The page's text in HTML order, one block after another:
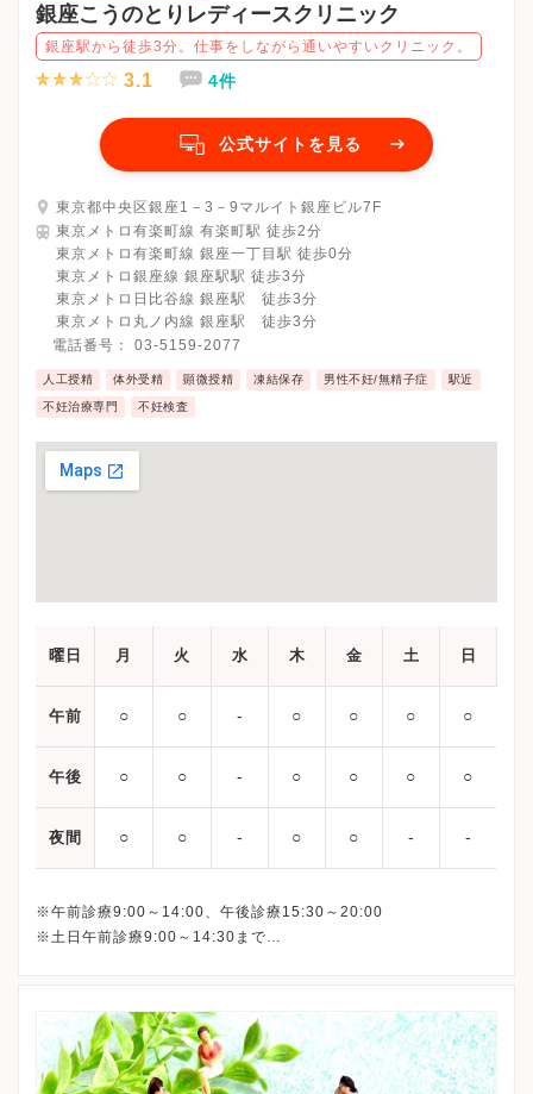
Q：診察時はどのような対策をされていますか？
A：スタッフ含め、診察室へ入る人数を制限しております。
可能な限り空間を開けてソーシャルディスタンスを保ちつつ診察
（患者様との間にアクリル板を配置して区切っています。）
また、診察毎に椅子等の患者様が手に触れる箇所を除菌しており
Q：その他、何か対策をされていることがあればご記入をお願いし
ます。（例：お会計時に極力キャッシュレスでのお支払いをお願
いしている等）
A：キャッシュレス決済導入しております。
原則、診察の待ち時間は車中待機とし、呼び出しホンで順番にな
Q：新型コロナウイルス感染症拡大にあたり、今後来院を考えてい
心してご来院ください。
Q：院内の換気は一日どのくらいされていますか？
A：常時換気に加えて、院内はサーキュレータにて空気の流れを作
り換気を行なっています。
A：１処置、１患者につき１回のアルコール消毒を実施していま
す。
Q：来院時に患者の検温をされていますか？
Q：患者の付き添い人の来院は可能にされていますか？
A：付き添い人様の同伴をお断りしております。
Q：各エリアに消毒液を置き、患者が自由に使えるようにされてい
銀座こうのとりレディースクリニック
銀座駅から徒歩3分。仕事をしながら通いやすいクリニック。
3.1 4件
公式サイトを見る
東京都中央区銀座1－3－9マルイト銀座ビル7F
東京メトロ有楽町線 有楽町駅 徒歩2分
東京メトロ有楽町線 銀座一丁目駅 徒歩0分
東京メトロ銀座線 銀座駅駅 徒歩3分
東京メトロ日比谷線 銀座駅 徒歩3分
東京メトロ丸ノ内線 銀座駅 徒歩3分
電話番号： 03-5159-2077
人工授精 体外受精 顕微授精 凍結保存 男性不妊/無精子症 駅近
不妊治療専門 不妊検査
曜日 月 火 水 木 金 土 日
午前 ○ ○ ‐ ○ ○ ○ ○
午後 ○ ○ ‐ ○ ○ ○ ○
夜間 ○ ○ ‐ ○ ○ ‐ ‐
※午前診療9:00～14:00、午後診療15:30～20:00
※土日午前診療9:00～14:30まで
平日午後：19:30
土日： 14:00